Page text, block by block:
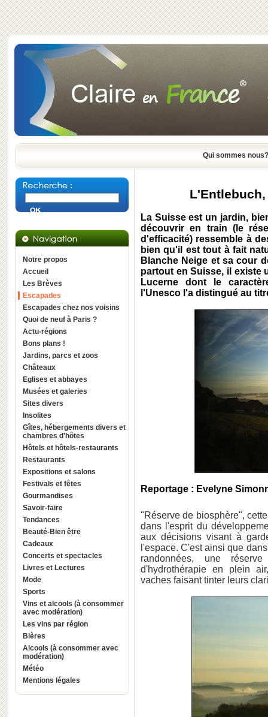
Qui sommes nous?
Notre propos
Accueil
Les Brèves
Escapades
Escapades chez nos voisins
Quoi de neuf à Paris ?
Actu-régions
Bons plans !
Jardins, parcs et zoos
Châteaux
Eglises et abbayes
Musées et galeries
Sites divers
Insolites
Gîtes, hébergements divers et
chambres d'hôtes
Hôtels et hôtels-restaurants
Restaurants
Expositions et salons
Festivals et fêtes
Gourmandises
Savoir-faire
Tendances
Beauté-Bien être
Cadeaux
Concerts et spectacles
Livres et Lectures
Mode
Sports
Vins et alcools (à consommer
avec modération)
Les vins par région
Bières
Alcools (à consommer avec
modération)
Météo
Mentions légales
La Suisse est un jardin,
découvrir en train (le
d'efficacité) ressemble à
bien qu'il est tout à fait
Blanche Neige et sa cour
partout en Suisse, il existe
Lucerne dont le
l'Unesco l'a distingué au
Reportage : Evelyne
"Réserve de biosphère",
dans l'esprit du
aux décisions visant à
l'espace. C'est ainsi que
randonnées, une
d'hydrothérapie en plein
vaches faisant tinter leurs